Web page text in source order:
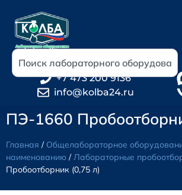
+7 473 200 9136
info@kolba24.ru
ПЭ-1660
Главная / Общелабораторное
наименованию /Лабораторные
Пробоотборник (0,75 л)